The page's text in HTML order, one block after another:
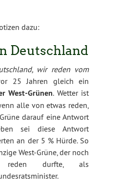
dazu:
Deutschland
wir reden vom
25 Jahren gleich ein
West-Grünen. Wetter ist
alle von etwas reden,
darauf eine Antwort
sei diese Antwort
an der 5 % Hürde. So
West-Grüne, der noch
reden durfte, als